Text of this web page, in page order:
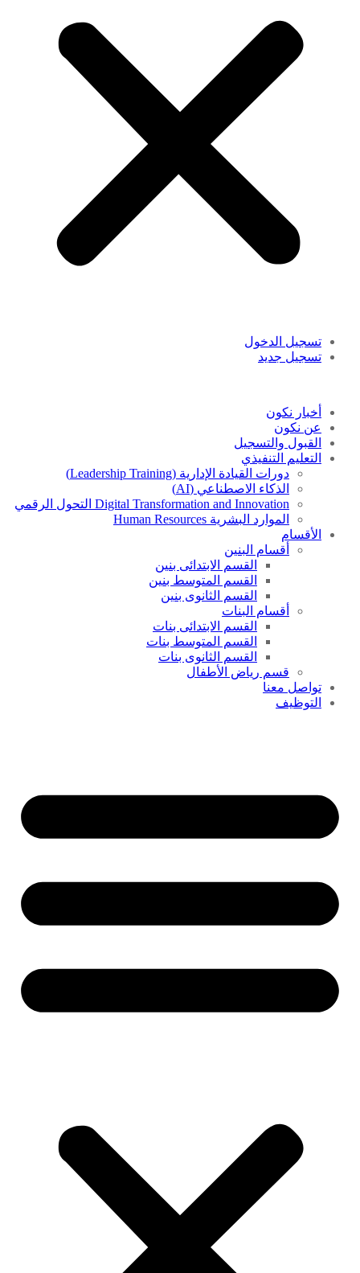
تسجيل الدخول
تسجيل جديد
أخبار نكون
عن نكون
القبول والتسجيل
التعليم التنفيذي
دورات القيادة الإدارية (Leadership Training)
الذكاء الاصطناعي (AI)
Digital Transformation and Innovation التحول الرقمي
الموارد البشرية Human Resources
الأقسام
أقسام البنين
القسم الابتدائى بنين
القسم المتوسط بنين
القسم الثانوى بنين
أقسام البنات
القسم الابتدائى بنات
القسم المتوسط بنات
القسم الثانوى بنات
قسم رياض الأطفال
تواصل معنا
التوظيف